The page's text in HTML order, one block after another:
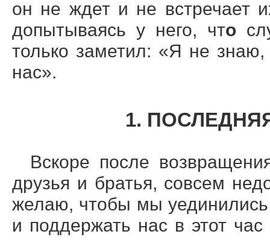
он не ждет и не встречает
допытываясь у него, что
только заметил: «Я не
нас».
1.
Вскоре после
друзья и братья, совсем
желаю, чтобы мы уединились
и поддержать нас в этот